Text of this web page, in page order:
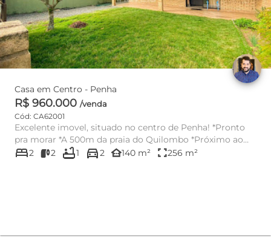
Casa em Centro - Penha
R$ 960.000 /venda
Cód: CA62001
Excelente imovel, situado no centro de Penha! *Pronto
pra morar *A 500m da praia do Quilombo *Próximo ao
Parque B...
bed2 2 bathtub1 directions_car2 other_houses140 m² fullscreen256 m²